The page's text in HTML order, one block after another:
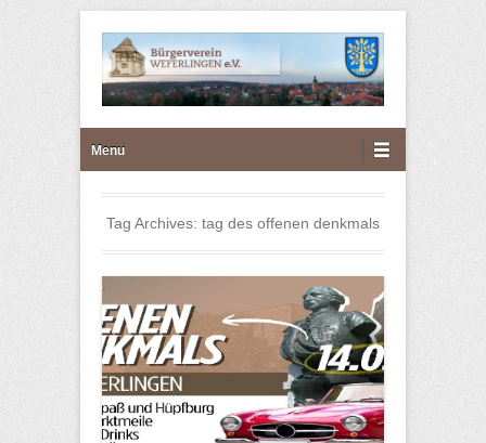
Bürgerverein Weferlingen
e.V.
Menu
Tag Archives: tag des offenen denkmals